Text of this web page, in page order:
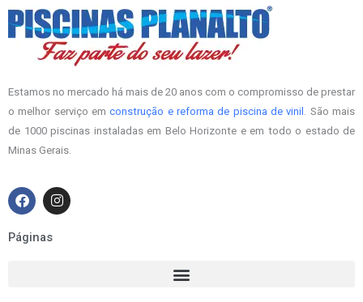
Estamos no mercado há mais de 20 anos com o compromisso de prestar
o melhor serviço emconstrução e reforma de piscina de vinil . São mais
de 1000 piscinas instaladas em Belo Horizonte e em todo o estado de
Minas Gerais.
F
a
c
e
b
I
n
s
Páginas